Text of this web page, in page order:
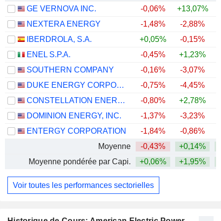
GE VERNOVA INC.
-0,06% +13,07%
NEXTERA ENERGY
-1,48% -2,88%
IBERDROLA, S.A.
+0,05% -0,15%
ENEL S.P.A.
-0,45% +1,23%
SOUTHERN COMPANY
-0,16% -3,07%
DUKE ENERGY CORPORATION
-0,75% -4,45%
CONSTELLATION ENERGY CORPORATION
-0,80% +2,78%
DOMINION ENERGY, INC.
-1,37% -3,23%
ENTERGY CORPORATION
-1,84% -0,86%
Moyenne
-0,43% +0,14%
Moyenne pondérée par Capi.
+0,06% +1,95%
Voir toutes les performances sectorielles